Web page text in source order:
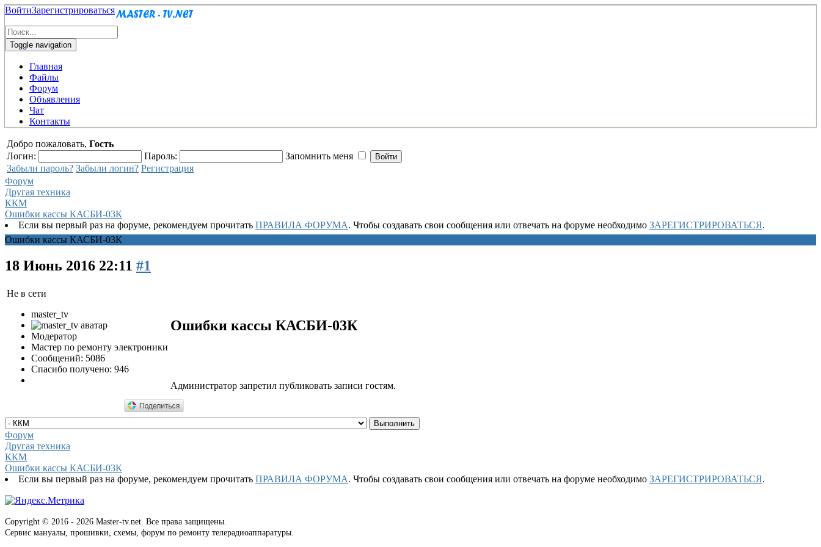
ВойтиЗарегистрироваться
Toggle navigation
Главная
Файлы
Форум
Объявления
Чат
Контакты
Добро пожаловать, Гость
Логин:
Пароль:
Запомнить меня
Забыли пароль? Забыли логин? Регистрация
Форум
Другая техника
ККМ
Ошибки кассы КАСБИ-03К
Если вы первый раз на форуме, рекомендуем прочитать ПРАВИЛА ФОРУМА. Чтобы создавать свои сообщения или отвечать на форуме необходимо ЗАРЕГИСТРИРОВАТЬСЯ.
Ошибки кассы КАСБИ-03К
18 Июнь 2016 22:11 #1
Не в сети
master_tv
Модератор
Мастер по ремонту электроники
Сообщений: 5086
Спасибо получено: 946
Ошибки кассы КАСБИ-03К
Администратор запретил публиковать записи гостям.
Форум
Другая техника
ККМ
Ошибки кассы КАСБИ-03К
Если вы первый раз на форуме, рекомендуем прочитать ПРАВИЛА ФОРУМА. Чтобы создавать свои сообщения или отвечать на форуме необходимо ЗАРЕГИСТРИРОВАТЬСЯ.
Copyright © 2016 - 2026 Master-tv.net. Все права защищены.
Сервис мануалы, прошивки, схемы, форум по ремонту телерадиоаппаратуры.